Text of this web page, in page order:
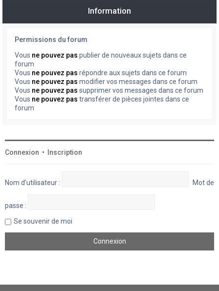
Information
Permissions du forum
Vous ne pouvez pas publier de nouveaux sujets dans ce
forum
Vous ne pouvez pas répondre aux sujets dans ce forum
Vous ne pouvez pas modifier vos messages dans ce forum
Vous ne pouvez pas supprimer vos messages dans ce forum
Vous ne pouvez pas transférer de pièces jointes dans ce
forum
Connexion • Inscription
Nom d’utilisateur : Mot de
passe :
Se souvenir de moi